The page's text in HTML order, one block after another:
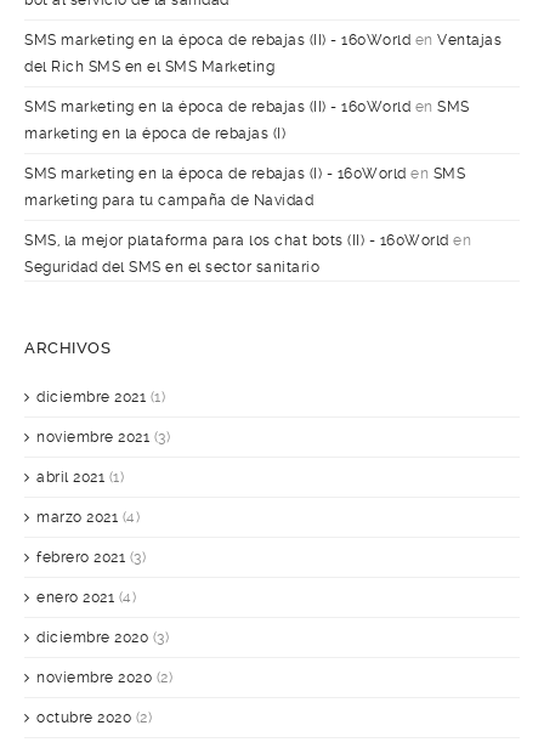
SMS marketing en la época de rebajas (II) - 160World en Ventajas
del Rich SMS en el SMS Marketing
SMS marketing en la época de rebajas (II) - 160World en SMS
marketing en la época de rebajas (I)
SMS marketing en la época de rebajas (I) - 160World en SMS
marketing para tu campaña de Navidad
SMS, la mejor plataforma para los chat bots (II) - 160World en
Seguridad del SMS en el sector sanitario
ARCHIVOS
diciembre 2021 (1)
noviembre 2021 (3)
abril 2021 (1)
marzo 2021 (4)
febrero 2021 (3)
enero 2021 (4)
diciembre 2020 (3)
noviembre 2020 (2)
octubre 2020 (2)